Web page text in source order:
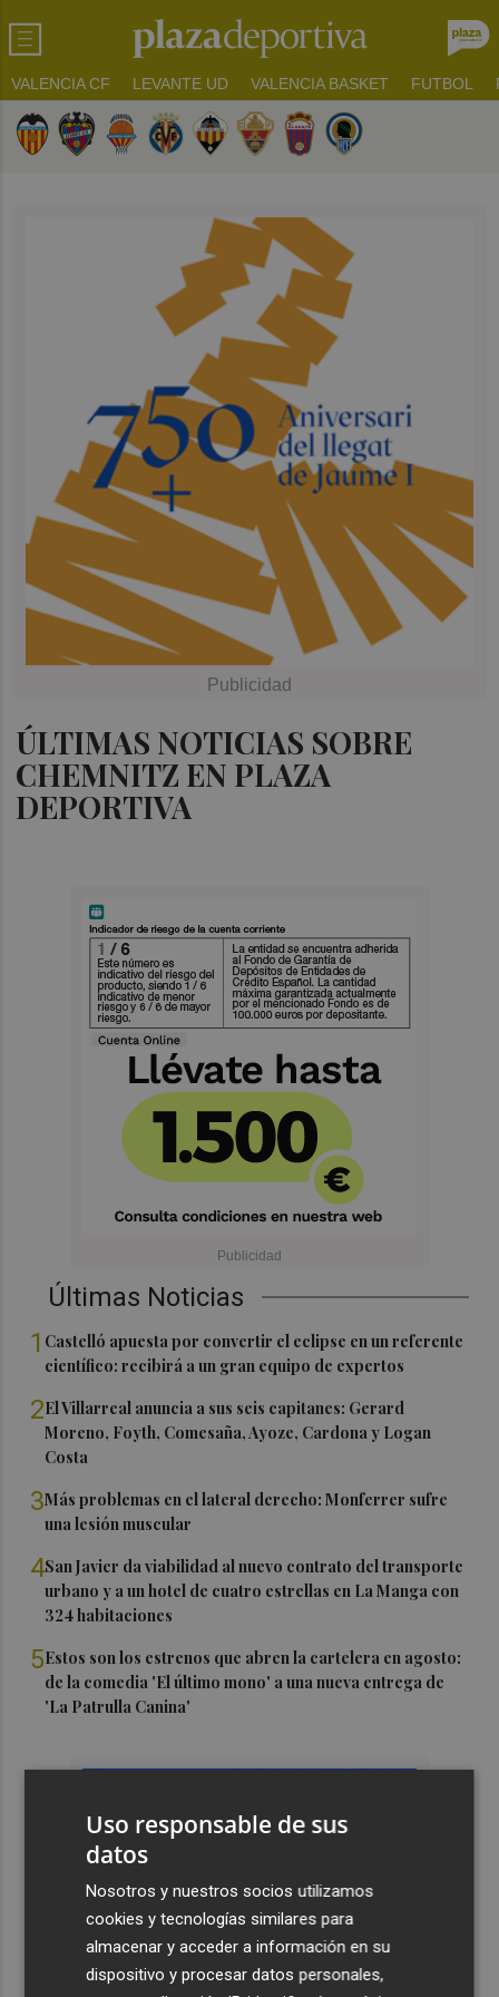
VALENCIA CF LEVANTE UD VALENCIA BASKET FUTBOL
ÚLTIMAS NOTICIAS SOBRE
CHEMNITZ EN PLAZA
DEPORTIVA
Últimas Noticias
1 Castelló apuesta por convertir el eclipse en un referente
científico: recibirá a un gran equipo de expertos
2El Villarreal anuncia a sus seis capitanes: Gerard
Moreno, Foyth, Comesaña, Ayoze, Cardona y Logan
Costa
3Más problemas en el lateral derecho: Monferrer sufre
una lesión muscular
4San Javier da viabilidad al nuevo contrato del transporte
urbano y a un hotel de cuatro estrellas en La Manga con
324 habitaciones
5Estos son los estrenos que abren la cartelera en agosto:
de la comedia 'El último mono' a una nueva entrega de
'La Patrulla Canina'
Uso responsable de sus
datos
Nosotros y nuestros socios utilizamos
cookies y tecnologías similares para
almacenar y acceder a información en su
dispositivo y procesar datos personales,